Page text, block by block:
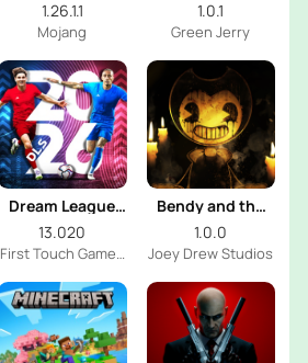
1.26.1.1
Mojang
1.0.1
Green Jerry
Dream League
Soccer 2026
13.020
First Touch Games
Bendy and the
Dark Revival
1.0.0
Joey Drew Studios